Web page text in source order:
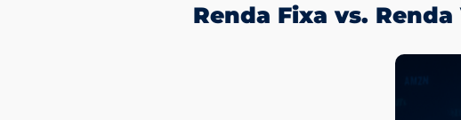
Renda Fixa vs.